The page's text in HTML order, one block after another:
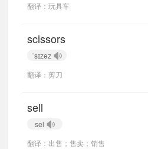
翻译：玩具车
scissors
ˈsɪzəz
翻译：剪刀
sell
sel
翻译：出售；售卖；销售